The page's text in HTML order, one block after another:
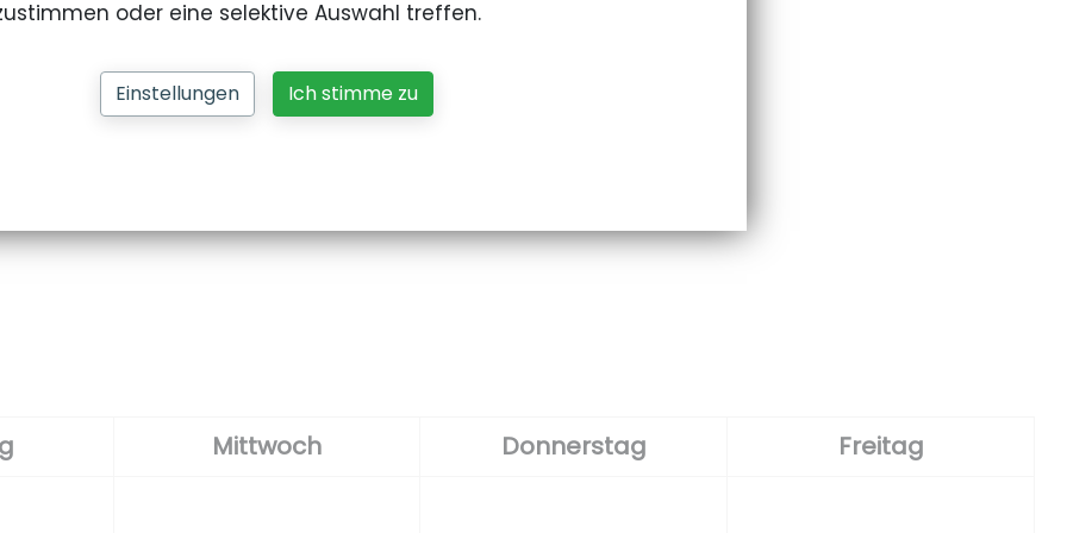
Mittwoch Donnerstag Freitag
oder eine selektive Auswahl treffen.
Einstellungen Ich stimme zu